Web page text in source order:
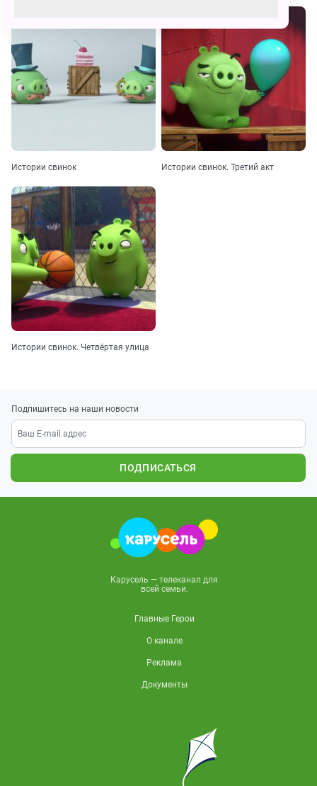
Истории свинок Истории свинок. Третий акт
Истории свинок. Четвёртая улица
Подпишитесь на наши новости
ПОДПИСАТЬСЯ
Карусель — телеканал для
всей семьи.
Главные Герои
О канале
Реклама
Документы